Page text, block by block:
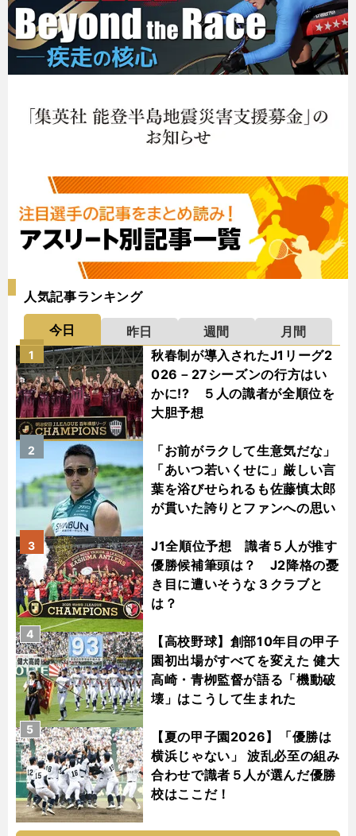
人気記事ランキング
今日 昨日 週間
月間
秋春制が導入されたJ1リーグ2
026－27シーズンの行方はい
かに!? ５人の識者が全順位を
大胆予想
1
「お前がラクして生意気だな」
「あいつ若いくせに」厳しい言
葉を浴びせられるも佐藤慎太郎
が貫いた誇りとファンへの思い
2
J1全順位予想 識者５人が推す
優勝候補筆頭は？ J2降格の憂
き目に遭いそうな３クラブと
は？
3
【高校野球】創部10年目の甲子
園初出場がすべてを変えた 健大
高崎・青栁監督が語る「機動破
壊」はこうして生まれた
4
【夏の甲子園2026】「優勝は
横浜じゃない」 波乱必至の組み
合わせで識者５人が選んだ優勝
校はここだ！
5